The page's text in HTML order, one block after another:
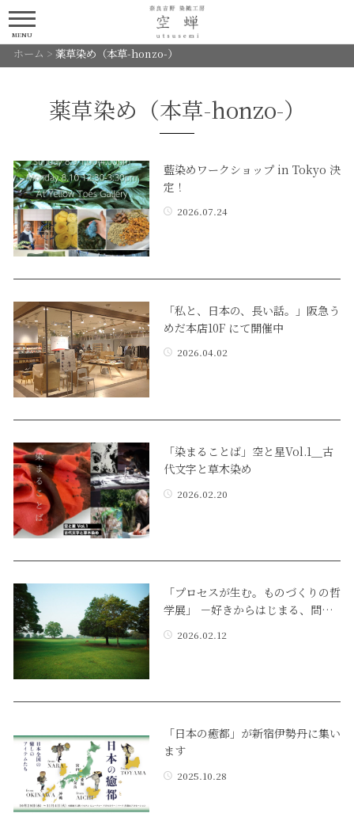
MENU
ホーム > 薬草染め（本草-honzo-）
薬草染め（本草-honzo-）
藍染めワークショップ in Tokyo 決
定！
2026.07.24
「私と、日本の、長い話。」阪急う
めだ本店10F にて開催中
2026.04.02
「染まることば」空と星Vol.1＿古
代文字と草木染め
2026.02.20
「プロセスが​生む。​もの​づくりの​哲
学展」 －好きから​はじまる、​問…
2026.02.12
「日本の癒都」が新宿伊勢丹に集い
ます
2025.10.28